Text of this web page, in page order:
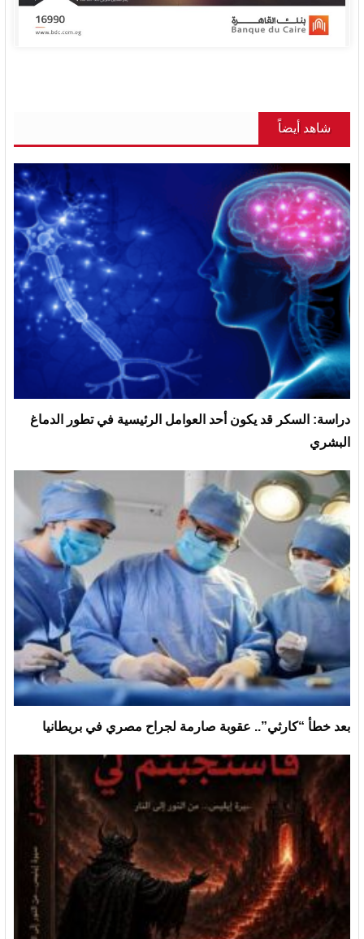
شاهد أيضاً
دراسة: السكر قد يكون أحد العوامل الرئيسية في تطور الدماغ
البشري
بعد خطأ “كارثي”.. عقوبة صارمة لجراح مصري في بريطانيا